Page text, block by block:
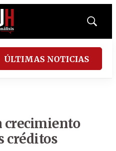
Mostrar
ÚLTIMAS NOTICIAS
crecimiento
créditos